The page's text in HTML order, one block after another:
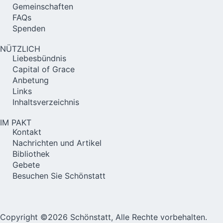
Gemeinschaften
FAQs
Spenden
NÜTZLICH
Liebesbündnis
Capital of Grace
Anbetung
Links
Inhaltsverzeichnis
IM PAKT
Kontakt
Nachrichten und Artikel
Bibliothek
Gebete
Besuchen Sie Schönstatt
Copyright ©2026 Schönstatt, Alle Rechte vorbehalten.